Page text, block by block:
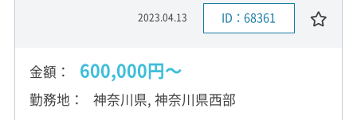
2023.04.13 ID：68361
金額 600,000円〜
勤務地 神奈川県, 神奈川県西部